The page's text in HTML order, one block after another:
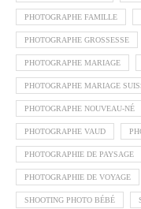
PHOTOGRAPHE FAMILLE
PHOTOGRAPHE GROSSESSE
PHOTOGRAPHE MARIAGE
PHOTOGRAPHE MARIAGE
PHOTOGRAPHE NOUVEAU-NÉ
PHOTOGRAPHE VAUD
PHOTOGRAPHIE DE PAYSAGE
PHOTOGRAPHIE DE VOYAGE
SHOOTING PHOTO BÉBÉ